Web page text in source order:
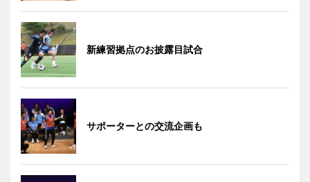
新練習拠点のお披露目試合
サポーターとの交流企画も